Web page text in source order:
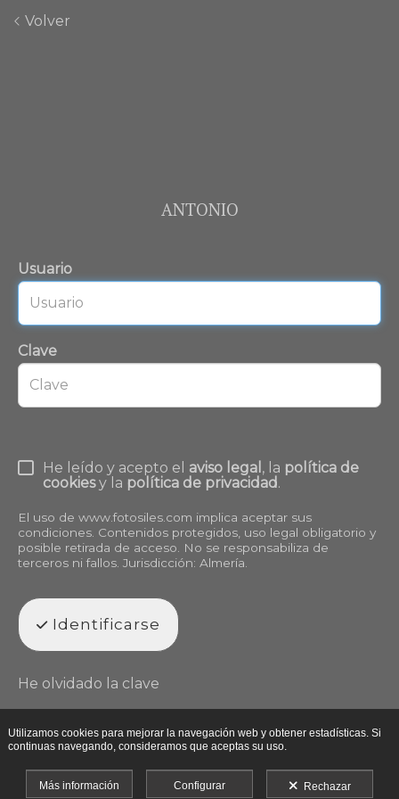
Volver
ANTONIO
Usuario
Clave
He leído y acepto el aviso legal , la política de
cookiesy la política de privacidad.
El uso de www.fotosiles.com implica aceptar sus
condiciones. Contenidos protegidos, uso legal obligatorio y
posible retirada de acceso. No se responsabiliza de
terceros ni fallos. Jurisdicción: Almería.
Identificarse
He olvidado la clave
Utilizamos cookies para mejorar la navegación web y obtener estadísticas. Si
continuas navegando, consideramos que aceptas su uso.
Más información Configurar Rechazar